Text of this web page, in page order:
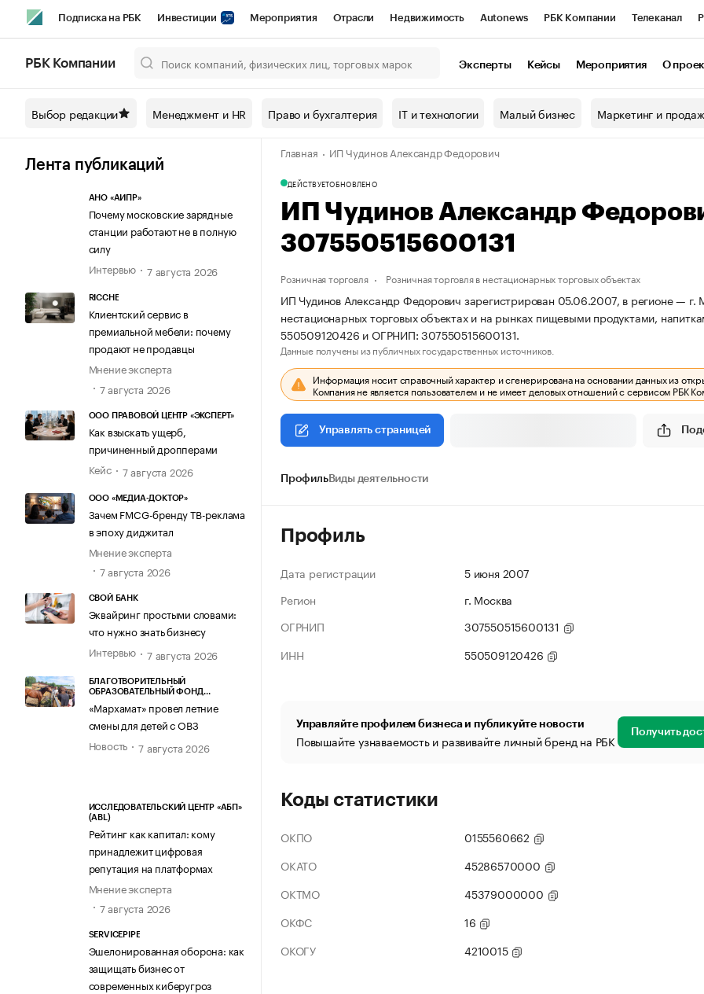
Подписка на РБК Инвестиции Мероприятия Отрасли Недвижимость Autonews РБК Компании Телеканал
Спецпроекты СПб Конференции СПб Спецпроекты Проверка контрагентов
Технологии и медиа Рынок наличной валюты
РБК Компании Эксперты Кейсы Мероприятия О
Выбор редакции Менеджмент и HR Право и бухгалтерия IT и технологии Малый бизнес Маркетинг и
Лента публикаций
АНО «АИПР»
Почему московские зарядные
станции работают не в полную
силу
Интервью
7 августа 2026
RICCHE
Клиентский сервис в
премиальной мебели: почему
продают не продавцы
Мнение эксперта
7 августа 2026
ООО ПРАВОВОЙ ЦЕНТР «ЭКСПЕРТ»
Как взыскать ущерб,
причиненный дропперами
Кейс
7 августа 2026
ООО «МЕДИА-ДОКТОР»
Зачем FMCG-бренду ТВ-реклама
в эпоху диджитал
Мнение эксперта
7 августа 2026
СВОЙ БАНК
Эквайринг простыми словами:
что нужно знать бизнесу
Интервью
7 августа 2026
БЛАГОТВОРИТЕЛЬНЫЙ
ОБРАЗОВАТЕЛЬНЫЙ ФОНД
«Мархамат» провел летние
смены для детей с ОВЗ
Новость
7 августа 2026
ИССЛЕДОВАТЕЛЬСКИЙ ЦЕНТР «АБП»
(ABL)
Рейтинг как капитал: кому
принадлежит цифровая
репутация на платформах
Мнение эксперта
7 августа 2026
SERVICEPIPE
Эшелонированная оборона: как
защищать бизнес от
современных киберугроз
Главная ИП Чудинов Александр Федорович
ДЕЙСТВУЕТОБНОВЛЕНО
ИП Чудинов Александр
307550515600131
Розничная торговля Розничная торговля в нестационарных торговых объектах
ИП Чудинов Александр Федорович зарегистрирован 05.06.2007, в регионе — г.
нестационарных торговых объектах и на рынках пищевыми продуктами,
550509120426 и ОГРНИП: 307550515600131.
Данные получены из публичных государственных источников.
Информация носит справочный характер и сгенерирована на основании данных из
Компания не является пользователем и не имеет деловых отношений с сервисом РБК
Управлять страницей
ПрофильВиды деятельности
Профиль
Дата регистрации
5 июня 2007
Регион
г. Москва
ОГРНИП
307550515600131
ИНН
550509120426
Управляйте профилем бизнеса и публикуйте новости
Повышайте узнаваемость и развивайте личный бренд на РБК Получить
Коды статистики
ОКПО
0155560662
ОКАТО
45286570000
ОКТМО
45379000000
ОКФС
16
ОКОГУ
4210015